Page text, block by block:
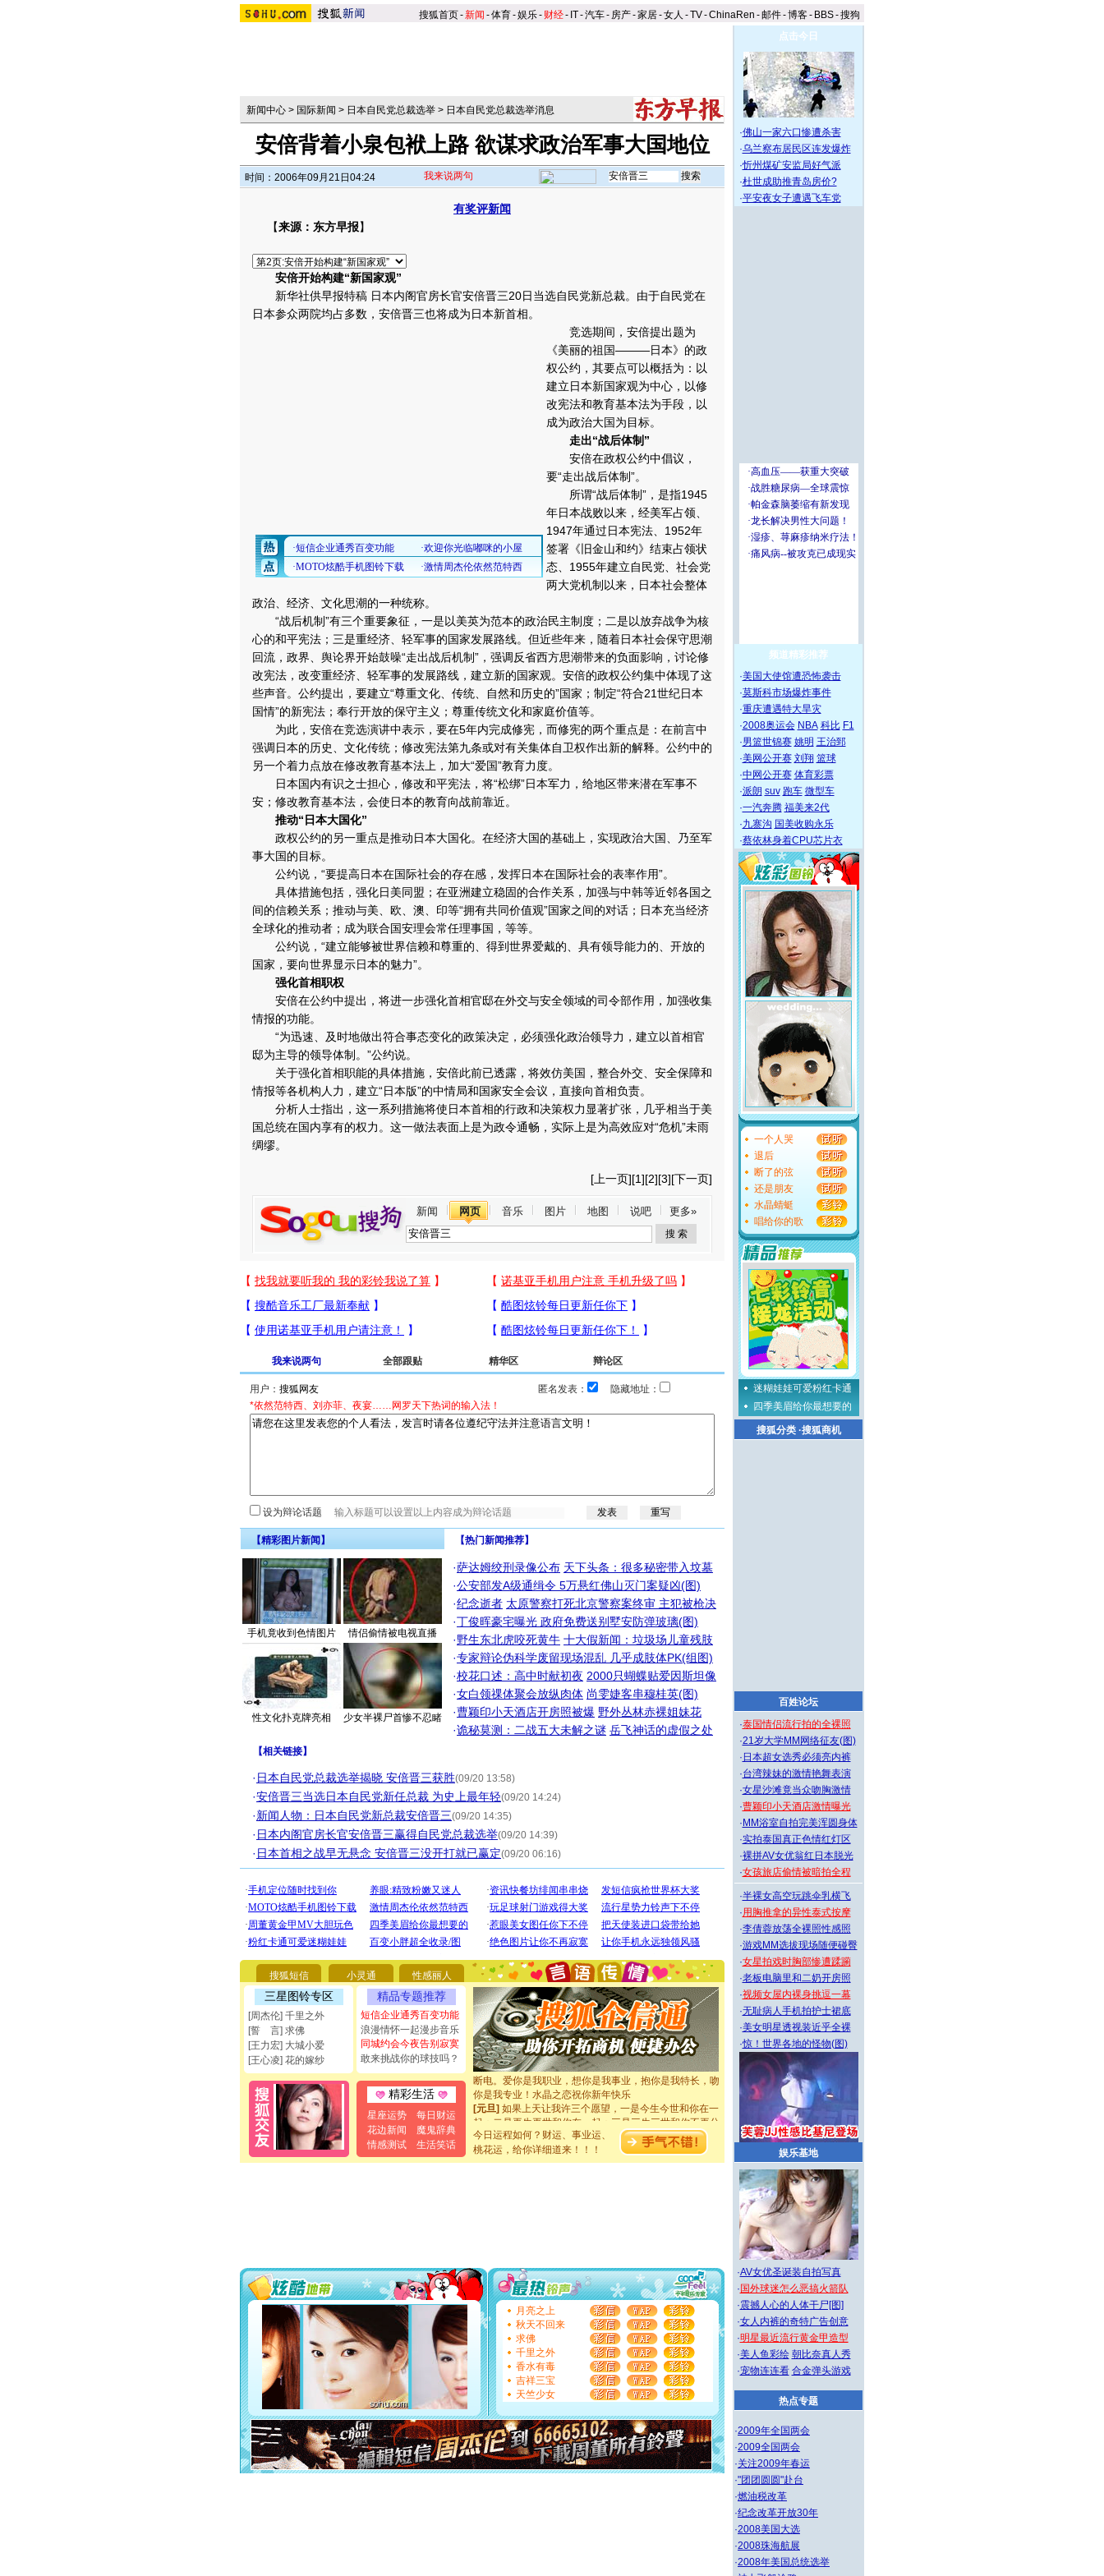
搜狐首页-新闻 -体育-娱乐- 财经- IT-汽车- 房产-家居-女人 -TV-ChinaRen -邮件-博客- BBS-搜狗
新闻中心 > 国际新闻 > 日本自民党总裁选举 > 日本自民党总裁选举消息
安倍背着小泉包袱上路 欲谋求政治军事大国地位
时间：2006年09月21日04:24 我来说两句
有奖评新闻
【来源：东方早报】
安倍开始构建“新国家观”
新华社供早报特稿 日本内阁官房长官安倍晋三20日当选自民党新总裁。由于自民党在
日本参众两院均占多数，安倍晋三也将成为日本新首相。
竞选期间，安倍提出题为
《美丽的祖国———日本》的政
权公约，其要点可以概括为：以
建立日本新国家观为中心，以修
改宪法和教育基本法为手段，以
成为政治大国为目标。
走出“战后体制”
安倍在政权公约中倡议，
要“走出战后体制”。
所谓“战后体制”，是指1945
年日本战败以来，经美军占领、
1947年通过日本宪法、1952年
签署《旧金山和约》结束占领状
态、1955年建立自民党、社会党
两大党机制以来，日本社会整体
政治、经济、文化思潮的一种统称。
“战后机制”有三个重要象征，一是以美英为范本的政治民主制度；二是以放弃战争为核
心的和平宪法；三是重经济、轻军事的国家发展路线。但近些年来，随着日本社会保守思潮
回流，政界、舆论界开始鼓噪“走出战后机制”，强调反省西方思潮带来的负面影响，讨论修
改宪法，改变重经济、轻军事的发展路线，建立新的国家观。安倍的政权公约集中体现了这
些声音。公约提出，要建立“尊重文化、传统、自然和历史的”国家；制定“符合21世纪日本
国情”的新宪法；奉行开放的保守主义；尊重传统文化和家庭价值等。
为此，安倍在竞选演讲中表示，要在5年内完成修宪，而修宪的两个重点是：在前言中
强调日本的历史、文化传统；修改宪法第九条或对有关集体自卫权作出新的解释。公约中的
另一个着力点放在修改教育基本法上，加大“爱国”教育力度。
日本国内有识之士担心，修改和平宪法，将“松绑”日本军力，给地区带来潜在军事不
安；修改教育基本法，会使日本的教育向战前靠近。
推动“日本大国化”
政权公约的另一重点是推动日本大国化。在经济大国的基础上，实现政治大国、乃至军
事大国的目标。
公约说，“要提高日本在国际社会的存在感，发挥日本在国际社会的表率作用”。
具体措施包括，强化日美同盟；在亚洲建立稳固的合作关系，加强与中韩等近邻各国之
间的信赖关系；推动与美、欧、澳、印等“拥有共同价值观”国家之间的对话；日本充当经济
全球化的推动者；成为联合国安理会常任理事国，等等。
公约说，“建立能够被世界信赖和尊重的、得到世界爱戴的、具有领导能力的、开放的
国家，要向世界显示日本的魅力”。
强化首相职权
安倍在公约中提出，将进一步强化首相官邸在外交与安全领域的司令部作用，加强收集
情报的功能。
“为迅速、及时地做出符合事态变化的政策决定，必须强化政治领导力，建立以首相官
邸为主导的领导体制。”公约说。
关于强化首相职能的具体措施，安倍此前已透露，将效仿美国，整合外交、安全保障和
情报等各机构人力，建立“日本版”的中情局和国家安全会议，直接向首相负责。
分析人士指出，这一系列措施将使日本首相的行政和决策权力显著扩张，几乎相当于美
国总统在国内享有的权力。这一做法表面上是为政令通畅，实际上是为高效应对“危机”未雨
绸缪。
[ 上一页][1][2][3][下一页]
新闻 网页 音乐 图片 地图 说吧 更多»
我来说两句 全部跟贴 精华区 辩论区
用户： 匿名发表：
隐藏地址：
*依然范特西、刘亦菲、夜宴……网罗天下热词的输入法！
设为辩论话题
【精彩图片新闻】
手机竟收到色情图片 情侣偷情被电视直播
性文化扑克牌亮相 少女半裸尸首惨不忍睹
【热门新闻推荐】
·萨达姆绞刑录像公布 天下头条：很多秘密带入坟墓
·公安部发A级通缉令 5万悬红佛山灭门案疑凶(图)
·纪念逝者 太原警察打死北京警察案终审 主犯被枪决
·丁俊晖豪宅曝光 政府免费送别墅安防弹玻璃(图)
·野生东北虎咬死黄牛 十大假新闻：垃圾场儿童残肢
·专家辩论伪科学废留现场混乱 几乎成肢体PK(组图)
·校花口述：高中时献初夜 2000只蝴蝶贴爱因斯坦像
·女白领祼体聚会放纵肉体 尚雯婕客串穆桂英(图)
·曹颖印小天酒店开房照被爆 野外丛林赤裸姐妹花
·诡秘莫测：二战五大未解之谜 岳飞神话的虚假之处
【相关链接】
· 日本自民党总裁选举揭晓 安倍晋三获胜(09/20 13:58)
·安倍晋三当选日本自民党新任总裁 为史上最年轻(09/20 14:24)
·新闻人物：日本自民党新总裁安倍晋三(09/20 14:35)
· 日本内阁官房长官安倍晋三赢得自民党总裁选举(09/20 14:39)
· 日本首相之战早无悬念 安倍晋三没开打就已赢定(09/20 06:16)
搜狐短信 小灵通 性感丽人
三星图铃专区
[周杰伦] 千里之外
[誓 言] 求佛
[王力宏] 大城小爱
[王心凌] 花的嫁纱
精品专题推荐
短信企业通秀百变功能
浪漫情怀一起漫步音乐
同城约会今夜告别寂寞
敢来挑战你的球技吗？
精彩生活
星座运势
每日财运
花边新闻
魔鬼辞典
情感测试
生活笑话
[圣诞节]圣诞节到了，想想没什么送给你的，又不打算给
你太多，只有给你五千万：千万快乐！千万要健康！千万
要平安！千万要知足！千万不要忘记我！
[圣诞节]不只这样的日子才会想起你,而是这样的日子才
能正大光明地骚扰你,告诉你,圣诞要快乐!新年要快乐!天天
都要快乐噢!
[圣诞节]奉上一颗祝福的心,在这个特别的日子里,愿幸福,
如意,快乐,鲜花,一切美好的祝愿与你同在.圣诞快乐!
[元旦]看到你我会触电；看不到你我要充电；没有你我会
断电。爱你是我职业，想你是我事业，抱你是我特长，吻
你是我专业！水晶之恋祝你新年快乐
[元旦]如果上天让我许三个愿望，一是今生今世和你在一
起；二是再生再世和你在一起；三是三生三世和你不再分
离。水晶之恋祝你新年快乐
[元旦]当我狠下心扭头离去那一刻，你在我身后无助地哭
泣，这痛楚让我明白我多么爱你。我转身抱住你：这猪不
[圣诞节]圣诞节到了，想想没什么送给你的，又不打算给
你太多，只有给你五千万：千万快乐！千万要健康！千万
要平安！千万要知足！千万不要忘记我！
[圣诞节]不只这样的日子才会想起你,而是这样的日子才
能正大光明地骚扰你,告诉你,圣诞要快乐!新年要快乐!天天
都要快乐噢!
[圣诞节]奉上一颗祝福的心,在这个特别的日子里,愿幸福,
如意,快乐,鲜花,一切美好的祝愿与你同在.圣诞快乐!
[元旦]
看到你我会触电；看不到你我要充电；没有你我会
断电。爱你是我职业，想你是我事业，抱你是我特长，吻
你是我专业！水晶之恋祝你新年快乐
[元旦]如果上天让我许三个愿望，一是今生今世和你在一
起；二是再生再世和你在一起；三是三生三世和你不再分
离。水晶之恋祝你新年快乐
[元旦]当我狠下心扭头离去那一刻，你在我身后无助地哭
今日运程如何？财运、事业运、
桃花运，给你详细道来！！！
月亮之上
秋天不回来
求佛
千里之外
香水有毒
吉祥三宝
天竺少女
点击今日
·佛山一家六口惨遭杀害
·乌兰察布居民区连发爆炸
·忻州煤矿安监局好气派
·杜世成助推青岛房价?
·平安夜女子遭遇飞车党
频道精彩推荐
·美国大使馆遭恐怖袭击
·莫斯科市场爆炸事件
·重庆遭遇特大旱灾
·2008奥运会 NBA 科比 F1
·男篮世锦赛 姚明 王治郅
·美网公开赛 刘翔 篮球
·中网公开赛 体育彩票
·派朗 suv 跑车 微型车
·一汽奔腾 福美来2代
·九寨沟 国美收购永乐
·蔡依林身着CPU芯片衣
一个人哭
退后
断了的弦
还是朋友
水晶蜻蜓
唱给你的歌
迷糊娃娃可爱粉红卡通
四季美眉给你最想要的
搜狐分类·搜狐商机
百姓论坛
·泰国情侣流行拍的全裸照
·21岁大学MM网络征友(图)
· 日本超女选秀必须亮内裤
·台湾辣妹的激情艳舞表演
·女星沙滩竟当众吻胸激情
·曹颖印小天酒店激情曝光
· MM浴室自拍完美浑圆身体
·实拍泰国真正色情红灯区
·裸拼AV女优翁红日本脱光
·女孩旅店偷情被暗拍全程
·半裸女高空玩跳伞乳横飞
·用胸推拿的异性泰式按摩
·李倩蓉放荡全裸照性感照
·游戏MM选拔现场随便碰臀
·女星拍戏时胸部惨遭蹂躏
·老板电脑里和二奶开房照
·视频女屋内裸身挑逗一幕
·无耻病人手机拍护士裙底
·美女明星透视装近乎全裸
·惊！世界各地的怪物(图)
娱乐基地
·AV女优圣诞装自拍写真
· 国外球迷怎么恶搞火箭队
·震撼人心的人体干尸[图]
·女人内裤的奇特广告创意
·明星最近流行黄金甲造型
·美人鱼彩绘 朝比奈真人秀
·宠物连连看 合金弹头游戏
热点专题
·2009年全国两会
·2009全国两会
·关注2009年春运
·"团团圆圆"赴台
·燃油税改革
·纪念改革开放30年
·2008美国大选
·2008珠海航展
·2008年美国总统选举